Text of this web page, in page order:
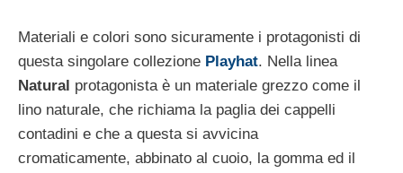
Materiali e colori sono sicuramente i protagonisti di
questa singolare collezione Playhat. Nella linea
Natural protagonista è un materiale grezzo come il
lino naturale, che richiama la paglia dei cappelli
contadini e che a questa si avvicina
cromaticamente, abbinato al cuoio, la gomma ed il